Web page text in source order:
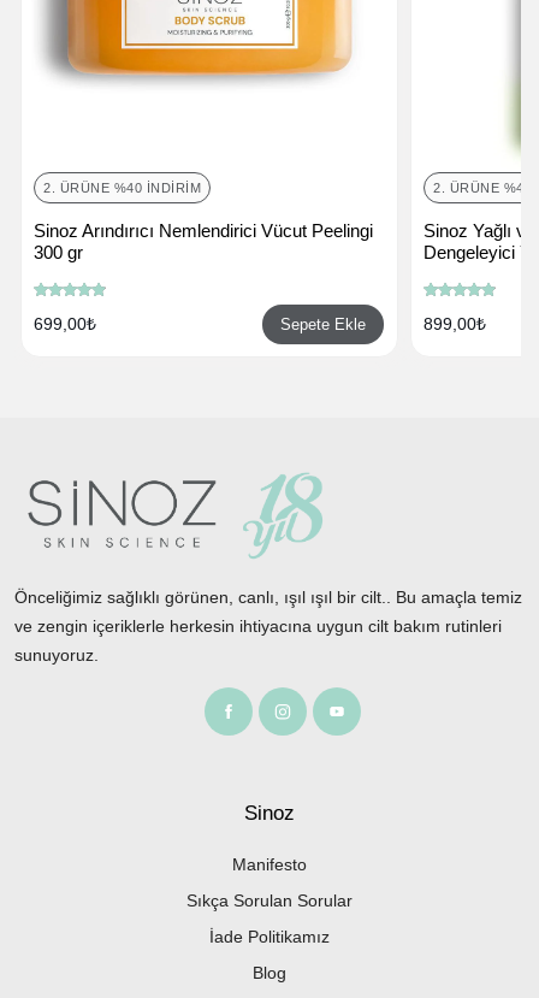
2. ÜRÜNE %40 İNDIRIM
Sinoz Arındırıcı Nemlendirici Vücut Peelingi
300 gr
699,00₺ Sepete Ekle
2. ÜRÜNE %40
Sinoz Yağlı
Dengeleyici
899,00₺
Önceliğimiz sağlıklı görünen, canlı, ışıl ışıl bir cilt.. Bu amaçla temiz
ve zengin içeriklerle herkesin ihtiyacına uygun cilt bakım rutinleri
sunuyoruz.
Sinoz
Manifesto
Sıkça Sorulan Sorular
İade Politikamız
Blog